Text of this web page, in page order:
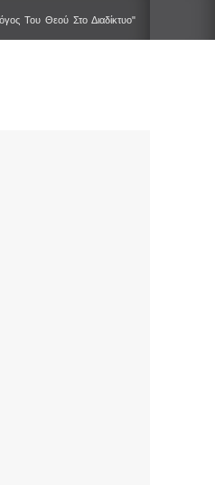
Του Θεού Στο Διαδίκτυο"